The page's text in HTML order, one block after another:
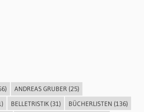
ANDREAS GRUBER(25)
BELLETRISTIK(31) BÜCHERLISTEN (136)